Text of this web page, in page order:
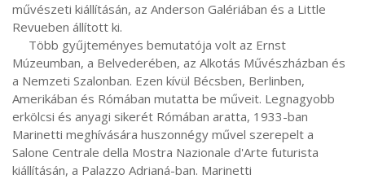
művészeti kiállításán, az Anderson Galériában és a Little
Revueben állított ki.
Múzeumban, a Belvederében, az Alkotás Művészházban és
a Nemzeti Szalonban. Ezen kívül Bécsben, Berlinben,
Amerikában és Rómában mutatta be műveit. Legnagyobb
erkölcsi és anyagi sikerét Rómában aratta, 1933-ban
Marinetti meghívására huszonnégy művel szerepelt a
Salone Centrale della Mostra Nazionale d'Arte futurista
kiállításán, a Palazzo Adrianá-ban. Marinetti